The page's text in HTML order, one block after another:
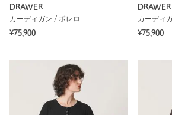
DRAWER
カーディガン / ボレロ
¥75,900
DRAWER
カーディ
¥75,900